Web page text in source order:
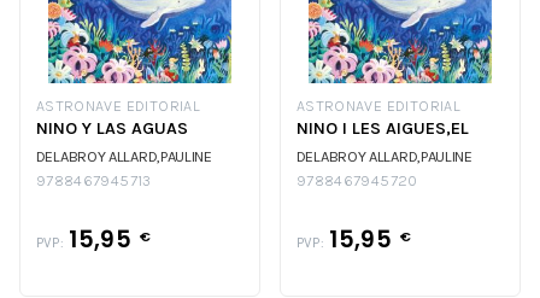
ASTRONAVE EDITORIAL
NINO Y LAS AGUAS
DELABROY ALLARD,PAULINE
9788467945713
PVP: 15,95 €
ASTRONAVE EDITORIAL
NINO I LES AIGUES,EL
DELABROY ALLARD,PAULINE
9788467945720
PVP: 15,95 €